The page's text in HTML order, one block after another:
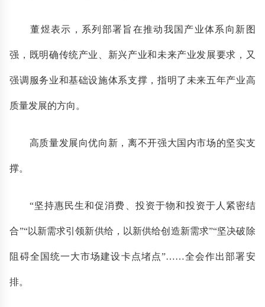
董煜表示，系列部署旨在推动我国产业体系向新图
强，既明确传统产业、新兴产业和未来产业发展要求，又
强调服务业和基础设施体系支撑，指明了未来五年产业高
质量发展的方向。
高质量发展向优向新，离不开强大国内市场的坚实支
撑。
“坚持惠民生和促消费、投资于物和投资于人紧密结
合”“以新需求引领新供给，以新供给创造新需求”“坚决破除
阻碍全国统一大市场建设卡点堵点”……全会作出部署安
排。